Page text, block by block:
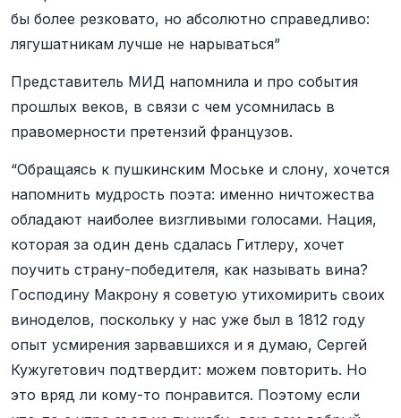
бы более резковато, но абсолютно справедливо:
лягушатникам лучше не нарываться”
Представитель МИД напомнила и про события
прошлых веков, в связи с чем усомнилась в
правомерности претензий французов.
“Обращаясь к пушкинским Моське и слону, хочется
напомнить мудрость поэта: именно ничтожества
обладают наиболее визгливыми голосами. Нация,
которая за один день сдалась Гитлеру, хочет
поучить страну-победителя, как называть вина?
Господину Макрону я советую утихомирить своих
виноделов, поскольку у нас уже был в 1812 году
опыт усмирения зарвавшихся и я думаю, Сергей
Кужугетович подтвердит: можем повторить. Но
это вряд ли кому-то понравится. Поэтому если